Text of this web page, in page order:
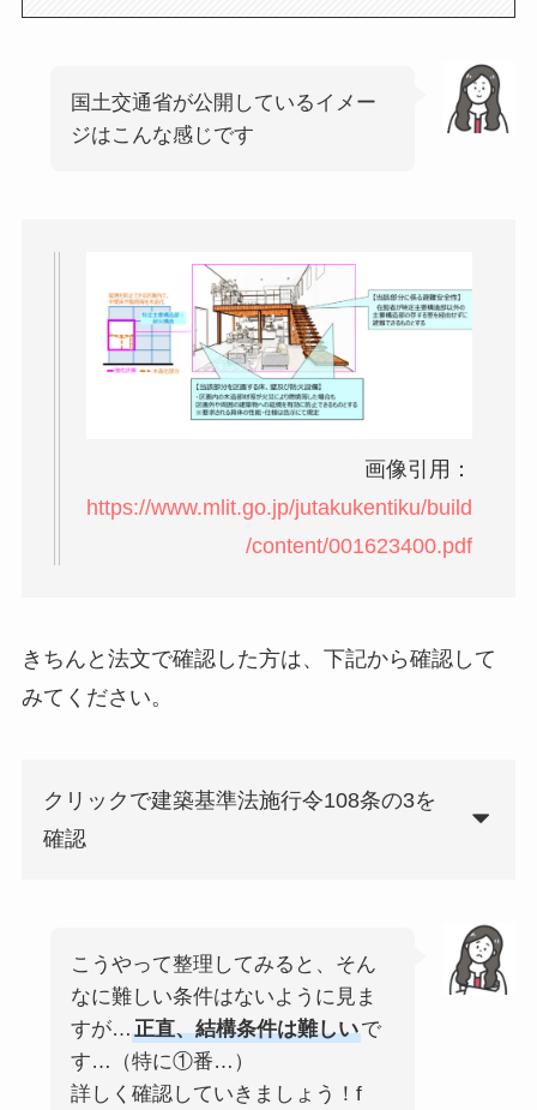
国土交通省が公開しているイメー
ジはこんな感じです
画像引用：
https://www.mlit.go.jp/jutakukentiku/build
/content/001623400.pdf
きちんと法文で確認した方は、下記から確認して
みてください。
クリックで建築基準法施行令108条の3を
確認
こうやって整理してみると、そん
なに難しい条件はないように見ま
すが… 正直、結構条件は難しいで
す…（特に①番…）
詳しく確認していきましょう！f